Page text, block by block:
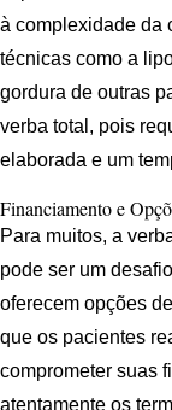
à complexidade da
técnicas como a
gordura de outras
verba total, pois
elaborada e um
Financiamento e
Para muitos, a
pode ser um
oferecem opções
que os pacientes
comprometer suas
atentamente os